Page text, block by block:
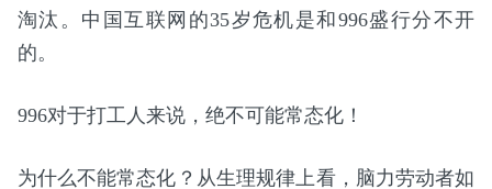
淘汰。中国互联网的35岁危机是和996盛行分不开
的。
996对于打工人来说，绝不可能常态化！
为什么不能常态化？从生理规律上看，脑力劳动者如